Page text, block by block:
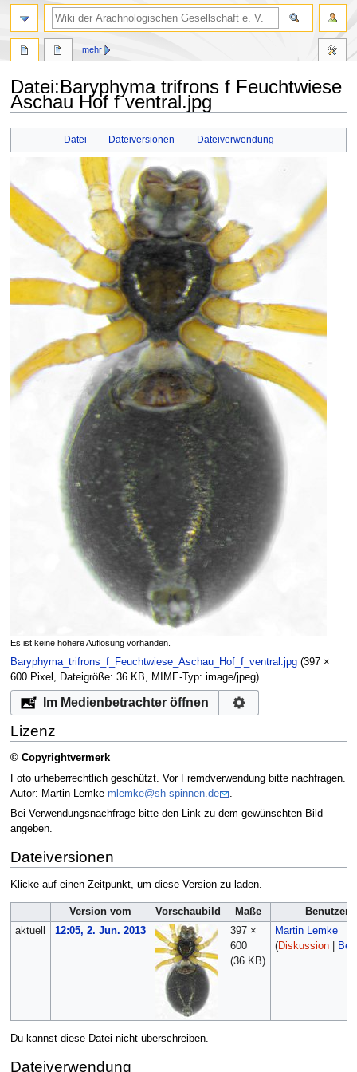
Datei:Baryphyma trifrons f Feuchtwiese
Aschau Hof f ventral.jpg
Datei Dateiversionen Dateiverwendung
Es ist keine höhere Auflösung vorhanden.
Baryphyma_trifrons_f_Feuchtwiese_Aschau_Hof_f_ventral.jpg‎ (397 ×
600 Pixel, Dateigröße: 36 KB, MIME-Typ: image/jpeg)
Im Medienbetrachter öffnen
Lizenz
© Copyrightvermerk
Foto urheberrechtlich geschützt. Vor Fremdverwendung bitte nachfragen.
Autor: Martin Lemke mlemke@sh-spinnen.de
Bei Verwendungsnachfrage bitte den Link zu dem gewünschten Bild
angeben.
Dateiversionen
Klicke auf einen Zeitpunkt, um diese Version zu laden.
Version vom Vorschaubild Maße
Benutzer
aktuell
12:05, 2. Jun. 2013
397 ×
600
(36 KB)
Martin Lemke
(Diskussion|
Du kannst diese Datei nicht überschreiben.
Dateiverwendung
mehr